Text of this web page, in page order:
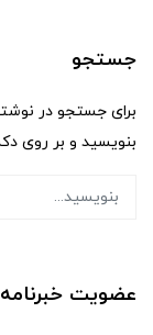
جستجو
برای جستجو در
بنویسید و بر روی
عضویت خبرنامه